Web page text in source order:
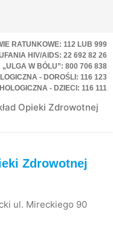
RATUNKOWE: 112 LUB 999
HIV/AIDS: 22 692 82 26
„ULGA W BÓLU”: 800 706 838
- DOROŚLI: 116 123
- DZIECI: 116 111
Opieki Zdrowotnej
Zdrowotnej
ul. Mireckiego 90